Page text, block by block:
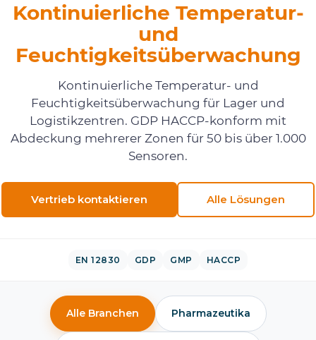
Kontinuierliche Temperatur-
und
Feuchtigkeitsüberwachung
Kontinuierliche Temperatur- und
Feuchtigkeitsüberwachung für Lager und
Logistikzentren. GDP HACCP-konform mit
Abdeckung mehrerer Zonen für 50 bis über 1.000
Sensoren.
Vertrieb kontaktieren Alle Lösungen
EN 12830 GDP GMP HACCP
Alle Branchen Pharmazeutika